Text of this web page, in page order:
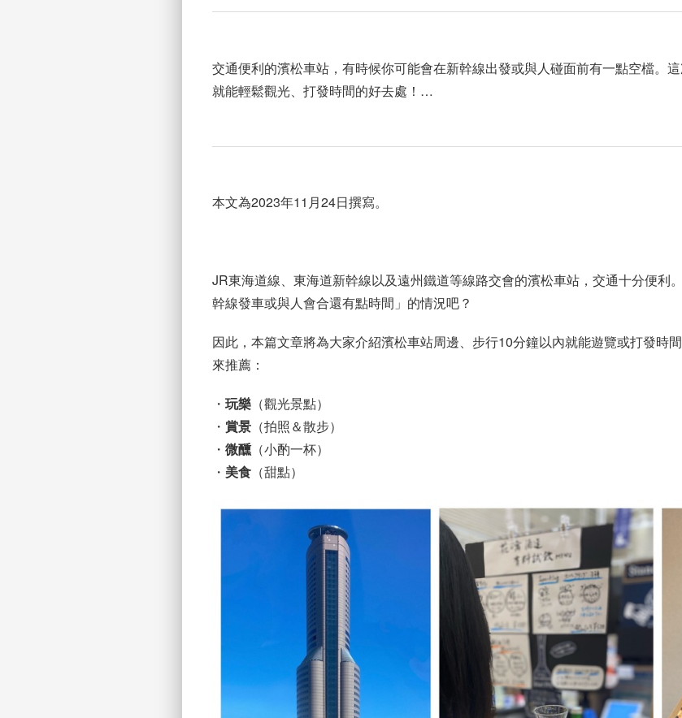
交通便利的濱松車站，有時候你可能會在新幹線出發或與人碰面前有一點空檔。
就能輕鬆觀光、打發時間的好去處！…
本文為2023年11月24日撰寫。
JR東海道線、東海道新幹線以及遠州鐵道等線路交會的濱松車站，交通十分便利
幹線發車或與人會合還有點時間」的情況吧？
因此，本篇文章將為大家介紹濱松車站周邊、步行10分鐘以內就能遊覽或打發時
來推薦：
・玩樂 （觀光景點）
・ 賞景 （拍照＆散步）
・微醺（小酌一杯）
・ 美食 （甜點）